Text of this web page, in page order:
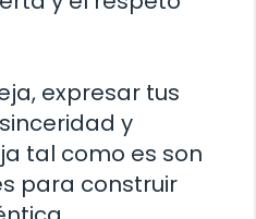
expresar tus
y
tal como es son
para construir